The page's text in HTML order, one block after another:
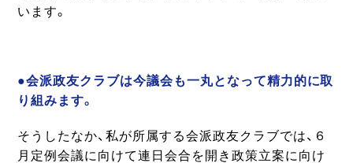
います。
●会派政友クラブは今議会も一丸となって精力的に取
り組みます。
そうしたなか、私が所属する会派政友クラブでは、６
月定例会議に向けて連日会合を開き政策立案に向け